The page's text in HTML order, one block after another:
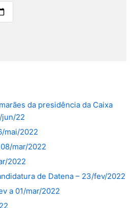
da presidência da Caixa
jun/22
mai/2022
mar/2022
2022
de Datena – 23/fev/2022
a 01/mar/2022